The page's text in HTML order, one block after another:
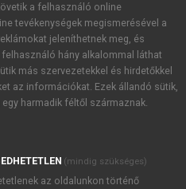
akcióiról.
Kiadó Zrt. újdonságairól,
foglaltakat tudomásul
a felhasználó online
tevékenységek megismerésével a
jeleníthetnek meg, és
hány alkalommal láthat
más szervezetekkel és hirdetőkkel
az információkat. Ezek állandó sütik,
harmadik féltől származnak.
(mindig szükséges)
az oldalunkon történő